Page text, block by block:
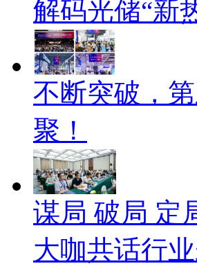
解码光储“新
不断突破，
聚！
谋局 破局 定
大咖共话行